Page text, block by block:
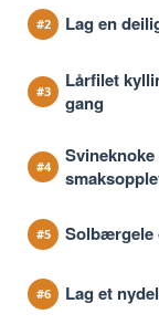
Lag en
Lårfilet
gang
Solbærgele
Lag et